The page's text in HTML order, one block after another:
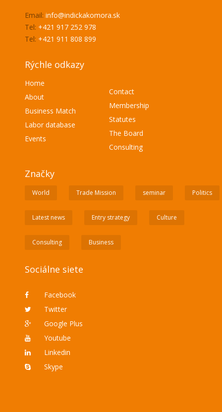
Email: info@indickakomora.sk
Tel: +421 917 252 978
Tel: +421 911 808 899
Rýchle odkazy
Home
About
Business Match
Labor database
Events
Contact
Membership
Statutes
The Board
Consulting
Značky
World Trade Mission seminar Politics
Latest news Entry strategy Culture
Consulting Business
Sociálne siete
Facebook
Twitter
Google Plus
Youtube
Linkedin
Skype